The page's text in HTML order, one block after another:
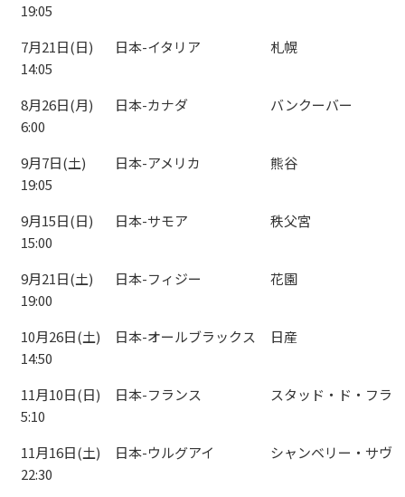
19:05
7月21日(日)
14:05
日本-イタリア 札幌
8月26日(月)
6:00
日本-カナダ バンクーバー
9月7日(土)
19:05
日本-アメリカ 熊谷
9月15日(日)
15:00
日本-サモア 秩父宮
9月21日(土)
19:00
日本-フィジー 花園
10月26日(土)
14:50
日本-オールブラックス 日産
11月10日(日)
5:10
日本-フランス スタッド・ド・フラ
11月16日(土)
22:30
日本-ウルグアイ シャンベリー・サヴ